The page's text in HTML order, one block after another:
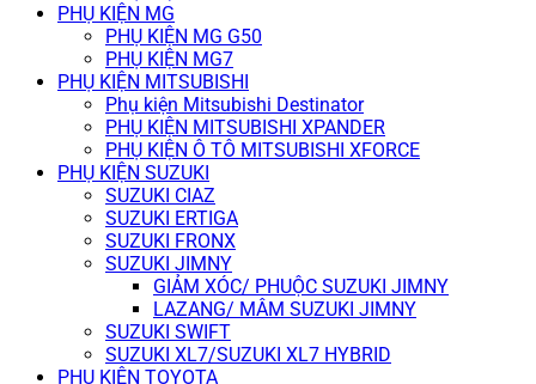
PHỤ KIỆN MG
PHỤ KIỆN MG G50
PHỤ KIỆN MG7
PHỤ KIỆN MITSUBISHI
Phụ kiện Mitsubishi Destinator
PHỤ KIỆN MITSUBISHI XPANDER
PHỤ KIỆN Ô TÔ MITSUBISHI XFORCE
PHỤ KIỆN SUZUKI
SUZUKI CIAZ
SUZUKI ERTIGA
SUZUKI FRONX
SUZUKI JIMNY
GIẢM XÓC/ PHUỘC SUZUKI JIMNY
LAZANG/ MÂM SUZUKI JIMNY
SUZUKI SWIFT
SUZUKI XL7/SUZUKI XL7 HYBRID
PHỤ KIỆN TOYOTA